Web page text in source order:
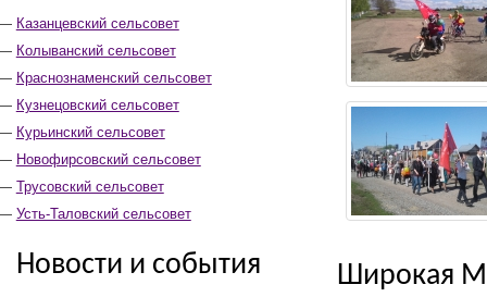
Казанцевский сельсовет
Колыванский сельсовет
Краснознаменский сельсовет
Кузнецовский сельсовет
Курьинский сельсовет
Новофирсовский сельсовет
Трусовский сельсовет
Усть-Таловский сельсовет
Новости и события Широкая